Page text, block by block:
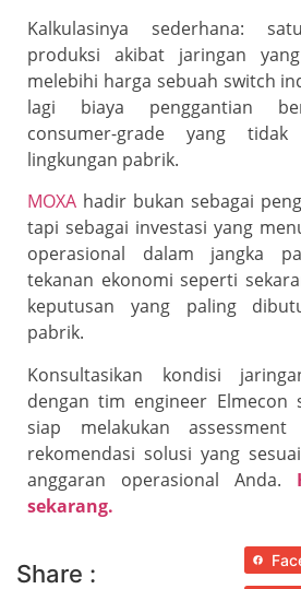
Kalkulasinya sederhana:
produksi akibat jaringan
melebihi harga sebuah switch
lagi biaya penggantian
consumer-grade yang
lingkungan pabrik.
MOXA hadir bukan sebagai
tapi sebagai investasi yang
operasional dalam jangka
tekanan ekonomi seperti
keputusan yang paling
pabrik.
Konsultasikan kondisi
dengan tim engineer Elmecon
siap melakukan
rekomendasi solusi yang
anggaran operasional Anda.
sekarang.
Share :